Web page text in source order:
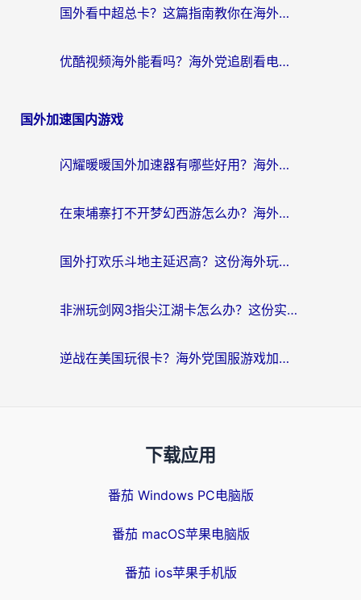
国外看中超总卡？这篇指南教你在海外流畅看体育赛事+中文解说（附避坑技巧）
优酷视频海外能看吗？海外党追剧看电影的终极解决方案来了
国外加速国内游戏
闪耀暖暖国外加速器有哪些好用？海外党亲测的国服游戏加速终极指南
在柬埔寨打不开梦幻西游怎么办？海外玩家国服游戏加速终极指南
国外打欢乐斗地主延迟高？这份海外玩家国服游戏加速指南帮你解决卡顿烦恼
非洲玩剑网3指尖江湖卡怎么办？这份实测有效的国服游戏加速指南请收好
逆战在美国玩很卡？海外党国服游戏加速终极指南（附DNF宝可梦加速技巧）
下载应用
番茄 Windows PC电脑版
番茄 macOS苹果电脑版
番茄 ios苹果手机版